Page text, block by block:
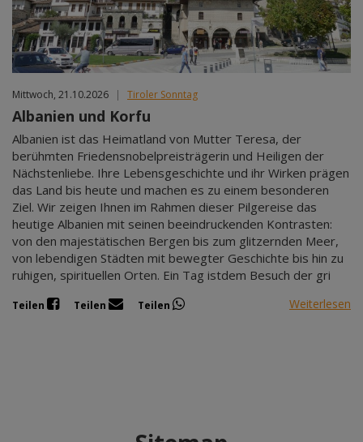
Mittwoch, 21.10.2026 | Tiroler Sonntag
Albanien und Korfu
Albanien ist das Heimatland von Mutter Teresa, der
berühmten Friedensnobelpreisträgerin und Heiligen der
Nächstenliebe. Ihre Lebensgeschichte und ihr Wirken prägen
das Land bis heute und machen es zu einem besonderen
Ziel. Wir zeigen Ihnen im Rahmen dieser Pilgereise das
heutige Albanien mit seinen beeindruckenden Kontrasten:
von den majestätischen Bergen bis zum glitzernden Meer,
von lebendigen Städten mit bewegter Geschichte bis hin zu
ruhigen, spirituellen Orten. Ein Tag istdem Besuch der gri
Teilen Teilen Teilen Weiterlesen